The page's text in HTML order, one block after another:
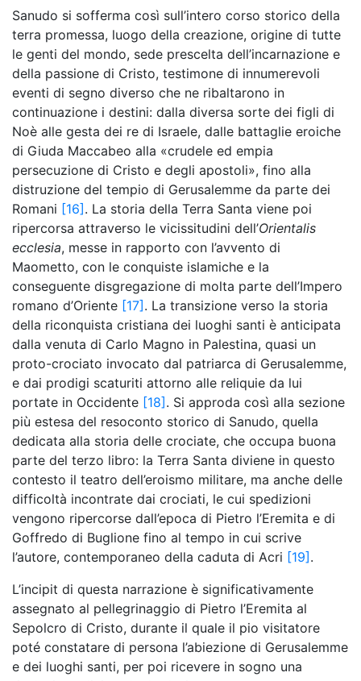
Sanudo si sofferma così sull’intero corso storico della
terra promessa, luogo della creazione, origine di tutte
le genti del mondo, sede prescelta dell’incarnazione e
della passione di Cristo, testimone di innumerevoli
eventi di segno diverso che ne ribaltarono in
continuazione i destini: dalla diversa sorte dei figli di
Noè alle gesta dei re di Israele, dalle battaglie eroiche
di Giuda Maccabeo alla «crudele ed empia
persecuzione di Cristo e degli apostoli», fino alla
distruzione del tempio di Gerusalemme da parte dei
Romani [16]. La storia della Terra Santa viene poi
ripercorsa attraverso le vicissitudini dell’Orientalis
ecclesia, messe in rapporto con l’avvento di
Maometto, con le conquiste islamiche e la
conseguente disgregazione di molta parte dell’Impero
romano d’Oriente [17]. La transizione verso la storia
della riconquista cristiana dei luoghi santi è anticipata
dalla venuta di Carlo Magno in Palestina, quasi un
proto-crociato invocato dal patriarca di Gerusalemme,
e dai prodigi scaturiti attorno alle reliquie da lui
portate in Occidente [18]. Si approda così alla sezione
più estesa del resoconto storico di Sanudo, quella
dedicata alla storia delle crociate, che occupa buona
parte del terzo libro: la Terra Santa diviene in questo
contesto il teatro dell’eroismo militare, ma anche delle
difficoltà incontrate dai crociati, le cui spedizioni
vengono ripercorse dall’epoca di Pietro l’Eremita e di
Goffredo di Buglione fino al tempo in cui scrive
l’autore, contemporaneo della caduta di Acri [19].
L’incipit di questa narrazione è significativamente
assegnato al pellegrinaggio di Pietro l’Eremita al
Sepolcro di Cristo, durante il quale il pio visitatore
poté constatare di persona l’abiezione di Gerusalemme
e dei luoghi santi, per poi ricevere in sogno una